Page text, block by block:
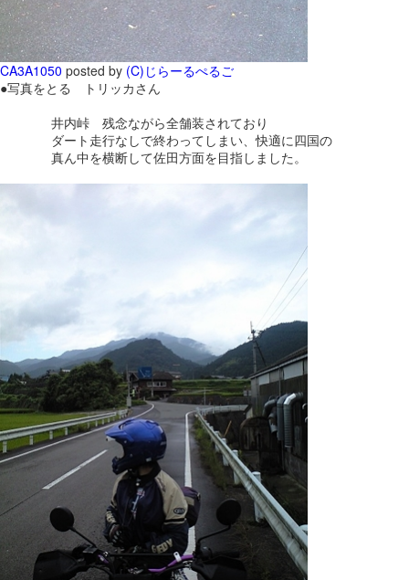
CA3A1050 posted by (C)じらーるぺるご
●写真をとる トリッカさん
井内峠 残念ながら全舗装されており
ダート走行なしで終わってしまい、快適に四国の
真ん中を横断して佐田方面を目指しました。